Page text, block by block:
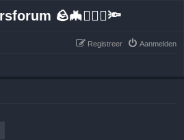
🪨🦇🚶🏻‍♂️🔦
Aanmelden
Registreer